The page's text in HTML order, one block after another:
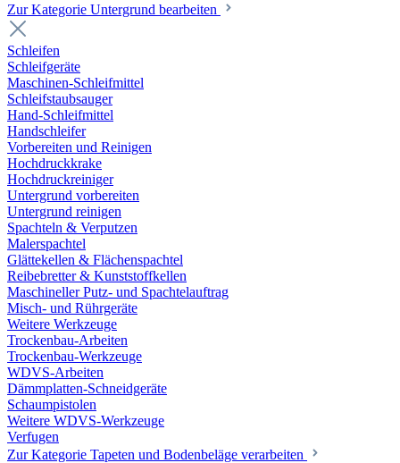
Zur Kategorie Untergrund bearbeiten
Schleifen
Schleifgeräte
Maschinen-Schleifmittel
Schleifstaubsauger
Hand-Schleifmittel
Handschleifer
Vorbereiten und Reinigen
Hochdruckkrake
Hochdruckreiniger
Untergrund vorbereiten
Untergrund reinigen
Spachteln & Verputzen
Malerspachtel
Glättekellen & Flächenspachtel
Reibebretter & Kunststoffkellen
Maschineller Putz- und Spachtelauftrag
Misch- und Rührgeräte
Weitere Werkzeuge
Trockenbau-Arbeiten
Trockenbau-Werkzeuge
WDVS-Arbeiten
Dämmplatten-Schneidgeräte
Schaumpistolen
Weitere WDVS-Werkzeuge
Verfugen
Zur Kategorie Tapeten und Bodenbeläge verarbeiten